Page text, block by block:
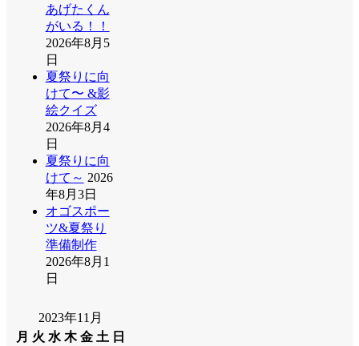
あげたくん
がいる！！
2026年8月5
日
夏祭りに向
けて〜 &影
絵クイズ
2026年8月4
日
夏祭りに向
けて～ 2026
年8月3日
オゴスポー
ツ&夏祭り
準備制作
2026年8月1
日
2023年11月
月 火 水 木 金 土 日